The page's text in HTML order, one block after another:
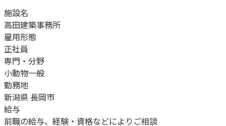
施設名
高田建築事務所
雇用形態
正社員
専門・分野
小動物一般
勤務地
新潟県 長岡市
給与
前職の給与、経験・資格などによりご相談